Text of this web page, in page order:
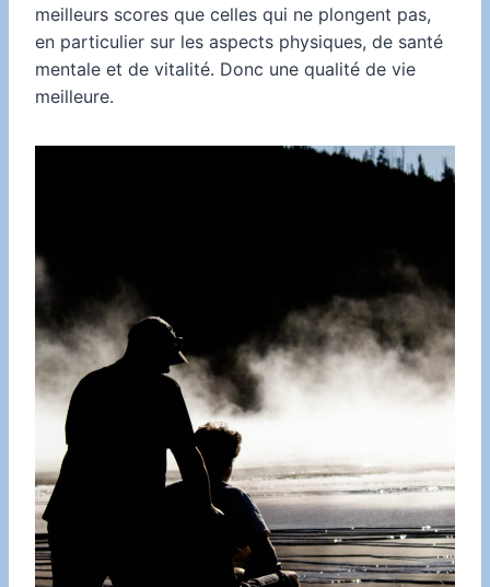
meilleurs scores que celles qui ne plongent pas,
en particulier sur les aspects physiques, de santé
mentale et de vitalité. Donc une qualité de vie
meilleure.